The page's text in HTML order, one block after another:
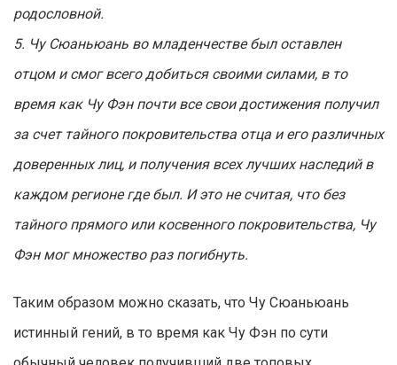
родословной.
5. Чу Сюаньюань во младенчестве был оставлен
отцом и смог всего добиться своими силами, в то
время как Чу Фэн почти все свои достижения получил
за счет тайного покровительства отца и его различных
доверенных лиц, и получения всех лучших наследий в
каждом регионе где был. И это не считая, что без
тайного прямого или косвенного покровительства, Чу
Фэн мог множество раз погибнуть.
Таким образом можно сказать, что Чу Сюаньюань
истинный гений, в то время как Чу Фэн по сути